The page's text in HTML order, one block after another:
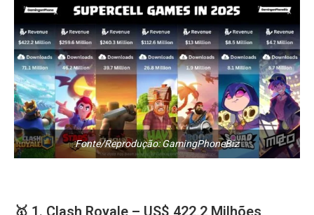
Fonte/Reprodução: GamingPhoneBiz